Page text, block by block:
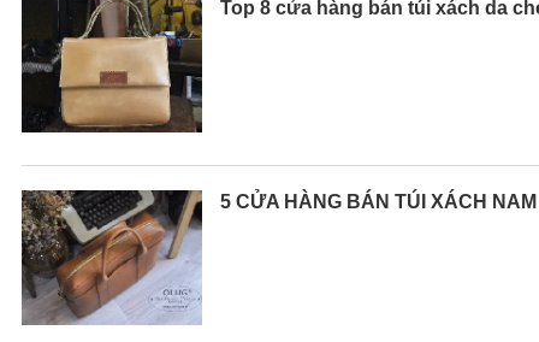
Top 8 cửa hàng bán túi xách da
5 CỬA HÀNG BÁN TÚI XÁCH